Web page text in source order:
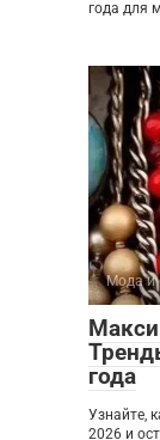
года для
Мода и
года
Узнайте,
2026 и